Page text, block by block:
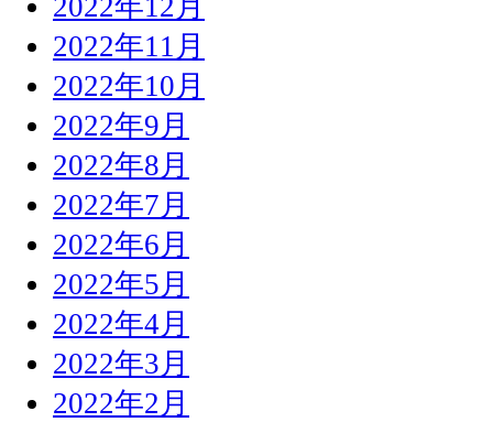
2022年12月
2022年11月
2022年10月
2022年9月
2022年8月
2022年7月
2022年6月
2022年5月
2022年4月
2022年3月
2022年2月